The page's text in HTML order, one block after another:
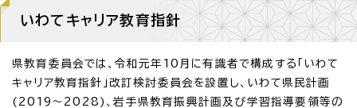
いわてキャリア教育指針
県教育委員会では、令和元年10月に有識者で構成する「いわて
キャリア教育指針」改訂検討委員会を設置し、いわて県民計画
(2019～2028)、岩手県教育振興計画及び学習指導要領等の